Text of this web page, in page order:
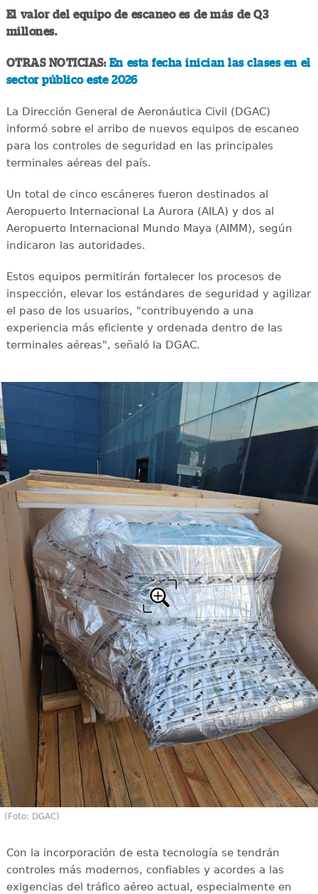
El valor del equipo de escaneo es de más de Q3
millones.
OTRAS NOTICIAS: En esta fecha inician las clases en el
sector público este 2026
La Dirección General de Aeronáutica Civil (DGAC)
informó sobre el arribo de nuevos equipos de escaneo
para los controles de seguridad en las principales
terminales aéreas del país.
Un total de cinco escáneres fueron destinados al
Aeropuerto Internacional La Aurora (AILA) y dos al
Aeropuerto Internacional Mundo Maya (AIMM), según
indicaron las autoridades.
Estos equipos permitirán fortalecer los procesos de
inspección, elevar los estándares de seguridad y agilizar
el paso de los usuarios, "contribuyendo a una
experiencia más eficiente y ordenada dentro de las
terminales aéreas", señaló la DGAC.
(Foto: DGAC)
Con la incorporación de esta tecnología se tendrán
controles más modernos, confiables y acordes a las
exigencias del tráfico aéreo actual, especialmente en